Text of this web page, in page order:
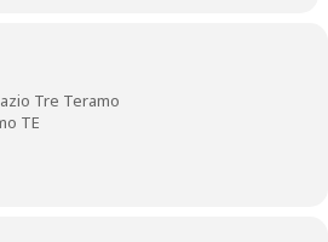
Tre Teramo
TE